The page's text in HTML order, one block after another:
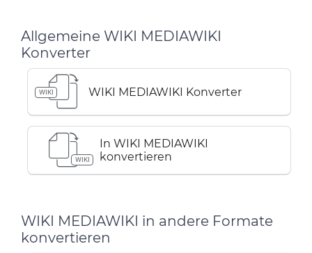
Allgemeine WIKI MEDIAWIKI
Konverter
WIKI WIKI MEDIAWIKI Konverter
WIKI
In WIKI MEDIAWIKI
konvertieren
WIKI MEDIAWIKI in andere Formate
konvertieren